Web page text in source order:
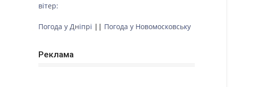
вітер:
Погода у Дніпрі || Погода у Новомосковську
Реклама